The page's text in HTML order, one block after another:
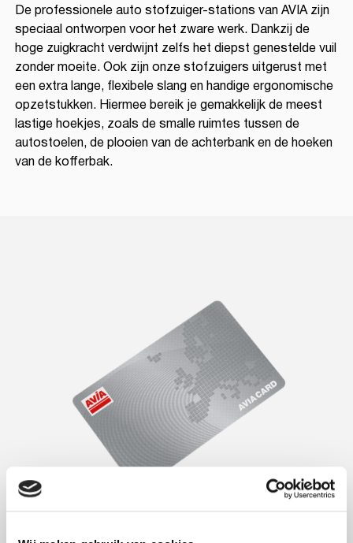
De professionele auto stofzuiger-stations van AVIA zijn
speciaal ontworpen voor het zware werk. Dankzij de
hoge zuigkracht verdwijnt zelfs het diepst genestelde vuil
zonder moeite. Ook zijn onze stofzuigers uitgerust met
een extra lange, flexibele slang en handige ergonomische
opzetstukken. Hiermee bereik je gemakkelijk de meest
lastige hoekjes, zoals de smalle ruimtes tussen de
autostoelen, de plooien van de achterbank en de hoeken
van de kofferbak.